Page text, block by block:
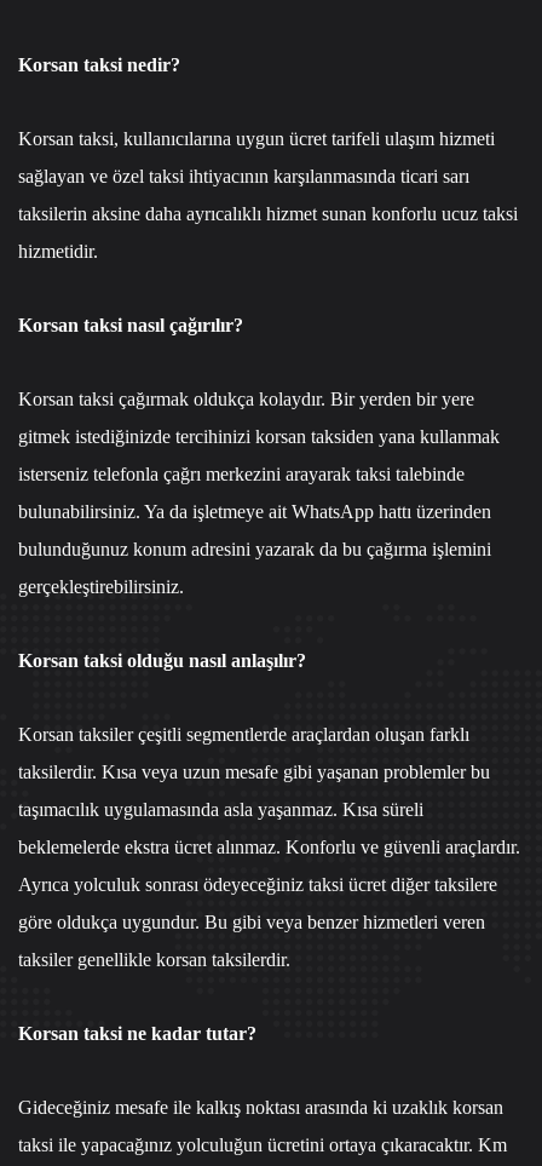
Korsan taksi nedir?
Korsan taksi, kullanıcılarına uygun ücret tarifeli ulaşım hizmeti
sağlayan ve özel taksi ihtiyacının karşılanmasında ticari sarı
taksilerin aksine daha ayrıcalıklı hizmet sunan konforlu ucuz taksi
hizmetidir.
Korsan taksi nasıl çağırılır?
Korsan taksi çağırmak oldukça kolaydır. Bir yerden bir yere
gitmek istediğinizde tercihinizi korsan taksiden yana kullanmak
isterseniz telefonla çağrı merkezini arayarak taksi talebinde
bulunabilirsiniz. Ya da işletmeye aitWhatsApp hattı üzerinden
bulunduğunuz konum adresini yazarak da bu çağırma işlemini
gerçekleştirebilirsiniz.
Korsan taksi olduğu nasıl anlaşılır?
Korsan taksiler çeşitli segmentlerde araçlardan oluşan farklı
taksilerdir. Kısa veya uzun mesafe gibi yaşanan problemler bu
taşımacılık uygulamasında asla yaşanmaz. Kısa süreli
beklemelerde ekstra ücret alınmaz. Konforlu ve güvenli araçlardır.
Ayrıca yolculuk sonrası ödeyeceğiniz taksi ücret diğer taksilere
göre oldukça uygundur. Bu gibi veya benzer hizmetleri veren
taksiler genellikle korsan taksilerdir.
Korsan taksi ne kadar tutar?
Gideceğiniz mesafe ile kalkış noktası arasında ki uzaklık korsan
taksi ile yapacağınız yolculuğun ücretini ortaya çıkaracaktır. Km